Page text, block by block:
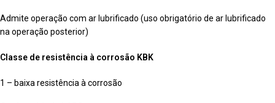
Admite operação com ar lubrificado (uso obrigatório de ar lubrificado
na operação posterior)
Classe de resistência à corrosão KBK
1 – baixa resistência à corrosão